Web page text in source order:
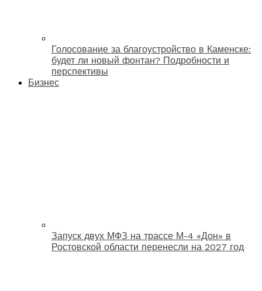
Голосование за благоустройство в Каменске:
будет ли новый фонтан? Подробности и
перспективы
Бизнес
Запуск двух МФЗ на трассе М-4 «Дон» в
Ростовской области перенесли на 2027 год